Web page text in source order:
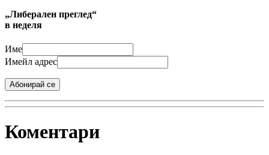
„Либерален преглед“
в неделя
Име
Имейл адрес
Абонирай се
Коментари